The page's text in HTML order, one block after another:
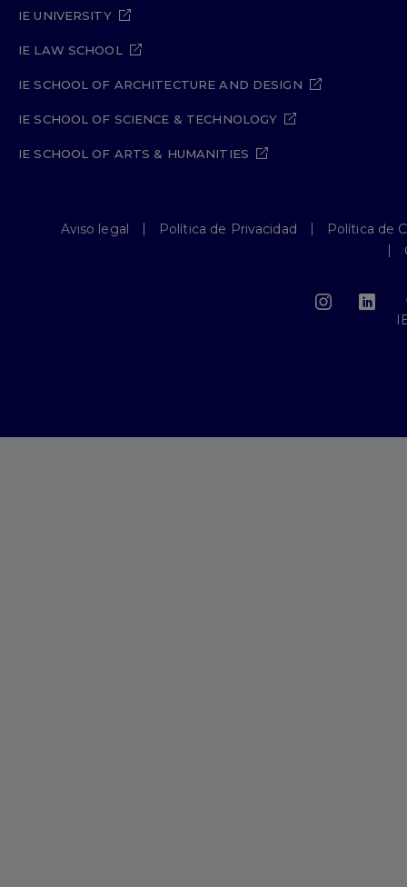
IE UNIVERSITY
IE LAW SCHOOL
IE SCHOOL OF ARCHITECTURE AND DESIGN
IE SCHOOL OF SCIENCE & TECHNOLOGY
IE SCHOOL OF ARTS & HUMANITIES
Aviso legal Política de Privacidad
Política de